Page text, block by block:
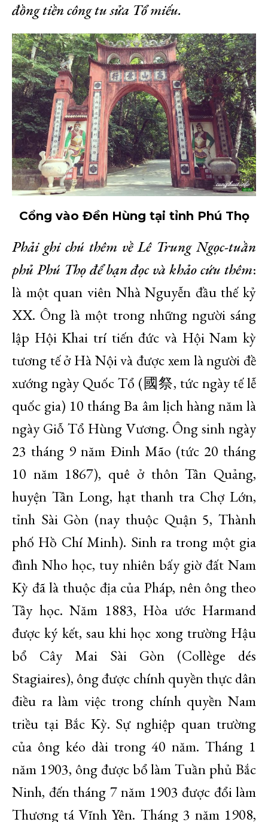
đồng tiền công tu sửa Tổ miếu.
Cổng vào Đền Hùng tại tỉnh Phú Thọ
Phải ghi chú thêm về Lê Trung Ngọc-tuần
phủ Phú Thọ để bạn đọc và khảo cứu thêm:
là một quan viên Nhà Nguyễn đầu thế kỷ
XX. Ông là một trong những người sáng
lập Hội Khai trí tiến đức và Hội Nam kỳ
tương tế ở Hà Nội và được xem là người đề
xướng ngày Quốc Tổ (國祭, tức ngày tế lễ
quốc gia) 10 tháng Ba âm lịch hàng năm là
ngày Giỗ Tổ Hùng Vương. Ông sinh ngày
23 tháng 9 năm Đinh Mão (tức 20 tháng
10 năm 1867), quê ở thôn Tân Quảng,
huyện Tân Long, hạt thanh tra Chợ Lớn,
tỉnh Sài Gòn (nay thuộc Quận 5, Thành
phố Hồ Chí Minh). Sinh ra trong một gia
đình Nho học, tuy nhiên bấy giờ đất Nam
Kỳ đã là thuộc địa của Pháp, nên ông theo
Tây học. Năm 1883, Hòa ước Harmand
được ký kết, sau khi học xong trường Hậu
bổ Cây Mai Sài Gòn (Collège dés
Stagiaires), ông được chính quyền thực dân
điều ra làm việc trong chính quyền Nam
triều tại Bắc Kỳ. Sự nghiệp quan trường
của ông kéo dài trong 40 năm. Tháng 1
năm 1903, ông được bổ làm Tuần phủ Bắc
Ninh, đến tháng 7 năm 1903 được đổi làm
Thương tá Vĩnh Yên. Tháng 3 năm 1908,